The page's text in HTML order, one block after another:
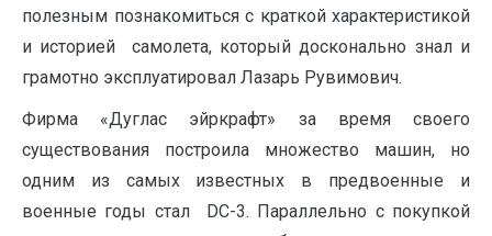
полезным познакомиться с краткой характеристикой
и историей самолета, который досконально знал и
грамотно эксплуатировал Лазарь Рувимович.
Фирма «Дуглас эйркрафт» за время своего
существования построила множество машин, но
одним из самых известных в предвоенные и
военные годы стал DC-3. Параллельно с покупкой